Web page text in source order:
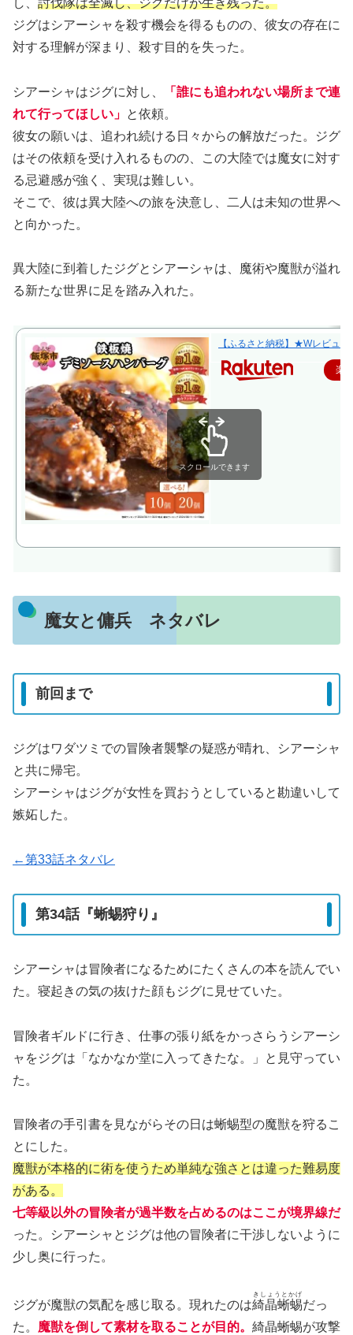
ジグはシアーシャを殺す機会を得るものの、彼女の存在に
対する理解が深まり、殺す目的を失った。
シアーシャはジグに対し、
「誰にも追われない場所まで連
れて行ってほしい」 と依頼。
彼女の願いは、追われ続ける日々からの解放だった。ジグ
はその依頼を受け入れるものの、この大陸では魔女に対す
る忌避感が強く、実現は難しい。
そこで、彼は異大陸への旅を決意し、二人は未知の世界へ
と向かった。
異大陸に到着したジグとシアーシャは、魔術や魔獣が溢れ
る新たな世界に足を踏み入れた。
【ふるさと納税】★Wレビュ
楽
スクロールできます
魔女と傭兵 ネタバレ
前回まで
ジグはワダツミでの冒険者襲撃の疑惑が晴れ、シアーシャ
と共に帰宅。
シアーシャはジグが女性を買おうとしていると勘違いして
嫉妬した。
←第33話ネタバレ
第34話『蜥蜴狩り』
シアーシャは冒険者になるためにたくさんの本を読んでい
た。寝起きの気の抜けた顔もジグに見せていた。
冒険者ギルドに行き、仕事の張り紙をかっさらうシアーシ
ャをジグは「なかなか堂に入ってきたな。」と見守ってい
た。
冒険者の手引書を見ながらその日は蜥蜴型の魔獣を狩るこ
とにした。
魔獣が本格的に術を使うため単純な強さとは違った難易度
がある。
七等級以外の冒険者が過半数を占めるのはここが境界線だ
った。シアーシャとジグは他の冒険者に干渉しないように
少し奥に行った。
ジグが魔獣の気配を感じ取る。現れたのは綺晶蜥蜴
きしょうとかげ
だっ
た。 魔獣を倒して素材を取ることが目的。 綺晶蜥蜴が攻撃